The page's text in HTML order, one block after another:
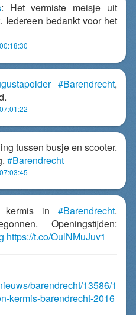
: Het vermiste meisje uit
Iedereen bedankt voor het
#Barendrecht,
tussen busje en scooter.
#Barendrecht
kermis in #Barendrecht.
Openingstijden:
https://t.co/OulNMuJuv1
barendrecht/13586/1
kermis-barendrecht-2016